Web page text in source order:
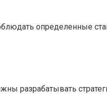
определенные
разрабатывать